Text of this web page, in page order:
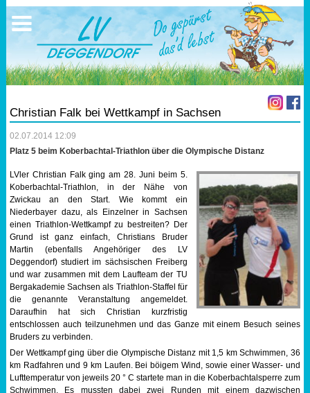
Christian Falk bei Wettkampf in Sachsen
02.07.2014 12:09
Platz 5 beim Koberbachtal-Triathlon über die Olympische Distanz
LVler Christian Falk ging am 28. Juni beim 5.
Koberbachtal-Triathlon, in der Nähe von
Zwickau an den Start. Wie kommt ein
Niederbayer dazu, als Einzelner in Sachsen
einen Triathlon-Wettkampf zu bestreiten? Der
Grund ist ganz einfach, Christians Bruder
Martin (ebenfalls Angehöriger des LV
Deggendorf) studiert im sächsischen Freiberg
und war zusammen mit dem Laufteam der TU
Bergakademie Sachsen als Triathlon-Staffel für
die genannte Veranstaltung angemeldet.
Daraufhin hat sich Christian kurzfristig
entschlossen auch teilzunehmen und das Ganze mit einem Besuch seines
Bruders zu verbinden.
Der Wettkampf ging über die Olympische Distanz mit 1,5 km Schwimmen, 36
km Radfahren und 9 km Laufen. Bei böigem Wind, sowie einer Wasser- und
Lufttemperatur von jeweils 20 ° C startete man in die Koberbachtalsperre zum
Schwimmen. Es mussten dabei zwei Runden mit einem dazwischen
Sportangebote
Trainingszeiten
Laufen
Lauf 10
Triathlon
Nordic Walking
Schwimmen
Orientierungslauf
Nachwuchsförderung
Sportabzeichen
Tempo & Gymnastik
Ausschreibungen
17.05.2026 Triathlon
Ergebnisse
Ergebnisse
Mitgliedschaft
Vereinskleidung
Vorstandschaft
Übungs- Gruppenleiter
Dokumente
SEPA Info
Bankverbindung